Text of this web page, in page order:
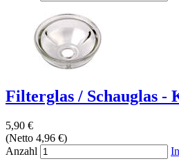
Filterglas / Schauglas
5,90 €
(Netto 4,96 €)
Anzahl